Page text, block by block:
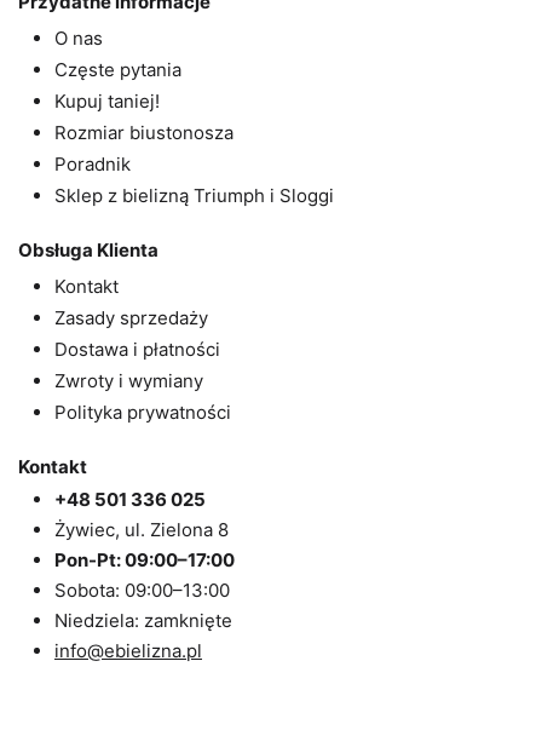
O nas
Częste pytania
Kupuj taniej!
Rozmiar biustonosza
Poradnik
Sklep z bielizną Triumph i Sloggi
Obsługa Klienta
Kontakt
Zasady sprzedaży
Dostawa i płatności
Zwroty i wymiany
Polityka prywatności
Kontakt
+48 501 336 025
Żywiec, ul. Zielona 8
Pon-Pt: 09:00–17:00
Sobota: 09:00–13:00
Niedziela: zamknięte
info@ebielizna.pl